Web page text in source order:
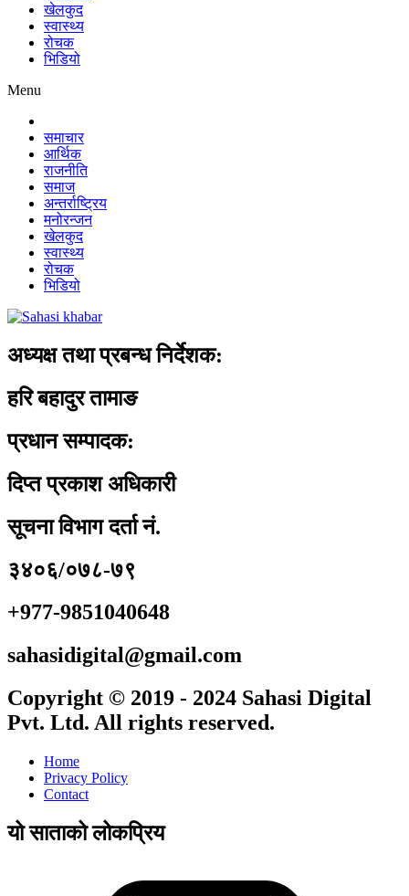
खेलकुद
स्वास्थ्य
रोचक
भिडियो
Menu
समाचार
आर्थिक
राजनीति
समाज
अन्तर्राष्ट्रिय
मनोरन्जन
खेलकुद
स्वास्थ्य
रोचक
भिडियो
अध्यक्ष तथा प्रबन्ध निर्देशक:
हरि बहादुर तामाङ
प्रधान सम्पादक:
दिप्त प्रकाश अधिकारी
सूचना विभाग दर्ता नं.
३४०६/०७८-७९
+977-9851040648
sahasidigital@gmail.com
Copyright © 2019 - 2024 Sahasi Digital
Pvt. Ltd. All rights reserved.
Home
Privacy Policy
Contact
यो साताको लोकप्रिय